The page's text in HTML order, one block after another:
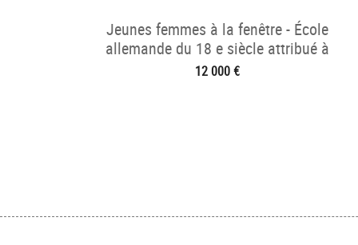
Jeunes femmes à la fenêtre - École
allemande du 18 e siècle attribué à
C.W.E. Dietrich dit Dietricy
12 000 €